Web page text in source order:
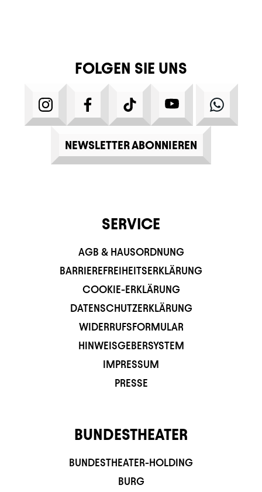
FOLGEN SIE UNS
INSTAGRAMFACEBOOKTIKTOK YOUTUBE
NEWSLETTER ABONNIEREN
SERVICE
AGB & HAUSORDNUNG
BARRIEREFREIHEITSERKLÄRUNG
COOKIE-ERKLÄRUNG
DATENSCHUTZERKLÄRUNG
WIDERRUFSFORMULAR
HINWEISGEBERSYSTEM
IMPRESSUM
PRESSE
BUNDESTHEATER
BUNDESTHEATER-HOLDING
BURG